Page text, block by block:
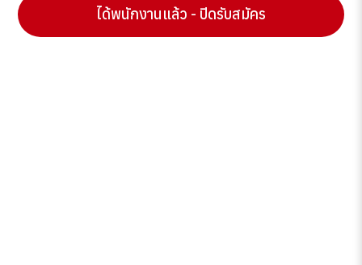
ได้พนักงานแล้ว - ปิดรับสมัคร